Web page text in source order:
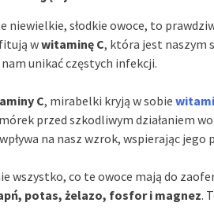
niewielkie, słodkie owoce, to
wwitaminę C, która jest naszym
unikać częstych infekcji.
C, mirabelki kryją w sobie
przed szkodliwym działaniem
na nasz wzrok, wspierając jego
wszystko, co te owoce mają do
potas, żelazo, fosfor i magnez.